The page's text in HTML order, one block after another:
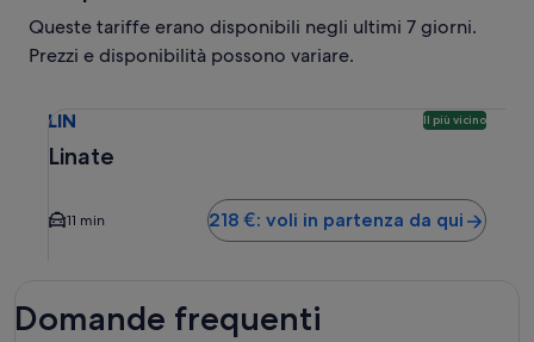
Queste tariffe erano disponibili negli ultimi 7 giorni.
Prezzi e disponibilità possono variare.
LIN Il più vicino
Linate
11 min 218 €: voli in partenza da qui
Domande frequenti